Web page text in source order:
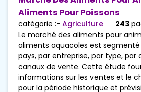
Aliments Pour Poissons
catégorie :- Agriculture 243
Le marché des aliments pour
aliments aquacoles est
pays, par entreprise, par type,
canaux de vente. Cette étude
informations sur les ventes et le
pour la période historique et